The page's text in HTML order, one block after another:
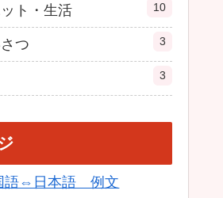
ト・生活 10
つ 3
3
語⇔日本語 例文